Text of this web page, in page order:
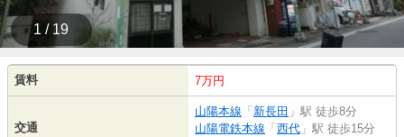
1 / 19
賃料 7万円
交通
山陽本線 「新長田 」駅 徒歩8分
山陽電鉄本線 「西代 」駅 徒歩15分